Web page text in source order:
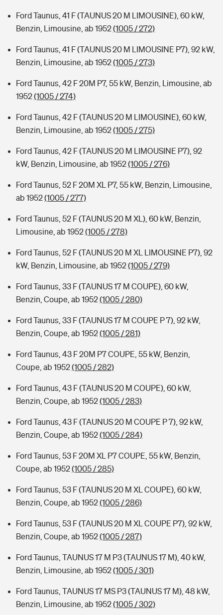
Ford Taunus, 41 F (TAUNUS 20 M LIMOUSINE), 60 kW,
Benzin, Limousine, ab 1952(1005 / 272)
Ford Taunus, 41 F (TAUNUS 20 M LIMOUSINE P7), 92 kW,
Benzin, Limousine, ab 1952(1005 / 273)
Ford Taunus, 42 F 20M P7, 55 kW, Benzin, Limousine, ab
1952(1005 / 274)
Ford Taunus, 42 F (TAUNUS 20 M LIMOUSINE), 60 kW,
Benzin, Limousine, ab 1952(1005 / 275)
Ford Taunus, 42 F (TAUNUS 20 M LIMOUSINE P7), 92
kW, Benzin, Limousine, ab 1952(1005 / 276)
Ford Taunus, 52 F 20M XL P7, 55 kW, Benzin, Limousine,
ab 1952(1005 / 277)
Ford Taunus, 52 F (TAUNUS 20 M XL), 60 kW, Benzin,
Limousine, ab 1952(1005 / 278)
Ford Taunus, 52 F (TAUNUS 20 M XL LIMOUSINE P7), 92
kW, Benzin, Limousine, ab 1952(1005 / 279)
Ford Taunus, 33 F (TAUNUS 17 M COUPE), 60 kW,
Benzin, Coupe, ab 1952(1005 / 280)
Ford Taunus, 33 F (TAUNUS 17 M COUPE P 7), 92 kW,
Benzin, Coupe, ab 1952(1005 / 281)
Ford Taunus, 43 F 20M P7 COUPE, 55 kW, Benzin,
Coupe, ab 1952(1005 / 282)
Ford Taunus, 43 F (TAUNUS 20 M COUPE), 60 kW,
Benzin, Coupe, ab 1952(1005 / 283)
Ford Taunus, 43 F (TAUNUS 20 M COUPE P 7), 92 kW,
Benzin, Coupe, ab 1952(1005 / 284)
Ford Taunus, 53 F 20M XL P7 COUPE, 55 kW, Benzin,
Coupe, ab 1952(1005 / 285)
Ford Taunus, 53 F (TAUNUS 20 M XL COUPE), 60 kW,
Benzin, Coupe, ab 1952(1005 / 286)
Ford Taunus, 53 F (TAUNUS 20 M XL COUPE P7), 92 kW,
Benzin, Coupe, ab 1952(1005 / 287)
Ford Taunus, TAUNUS 17 M P3 (TAUNUS 17 M), 40 kW,
Benzin, Limousine, ab 1952(1005 / 301)
Ford Taunus, TAUNUS 17 MS P3 (TAUNUS 17 M), 48 kW,
Benzin, Limousine, ab 1952(1005 / 302)